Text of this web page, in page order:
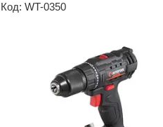
WT-0350